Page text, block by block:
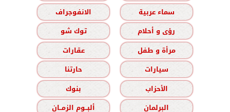
سماء عربية
الانفوجراف
رؤى و أحلام
توك شو
مرأة و طفل
عقارات
سيارات
حارتنا
الأحزاب
بنوك
البرلمان
ألبــوم الزمــان